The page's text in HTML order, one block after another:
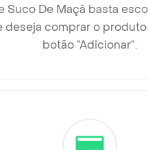
Suco De Maçã basta
deseja comprar o
botão “Adicionar”.